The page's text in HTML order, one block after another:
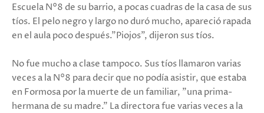
Escuela N°8 de su barrio, a pocas cuadras de la casa de sus
tíos. El pelo negro y largo no duró mucho, apareció rapada
en el aula poco después."Piojos", dijeron sus tíos.
No fue mucho a clase tampoco. Sus tíos llamaron varias
veces a la N°8 para decir que no podía asistir, que estaba
en Formosa por la muerte de un familiar, "una prima-
hermana de su madre." La directora fue varias veces a la